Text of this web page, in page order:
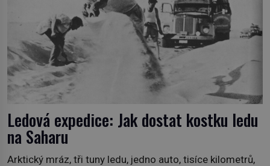
Ledová expedice: Jak dostat kostku ledu
na Saharu
Arktický mráz, tři tuny ledu, jedno auto, tisíce kilometrů,